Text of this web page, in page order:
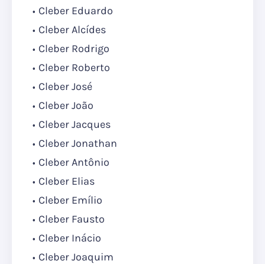
Cleber Eduardo
Cleber Alcídes
Cleber Rodrigo
Cleber Roberto
Cleber José
Cleber João
Cleber Jacques
Cleber Jonathan
Cleber Antônio
Cleber Elias
Cleber Emílio
Cleber Fausto
Cleber Inácio
Cleber Joaquim